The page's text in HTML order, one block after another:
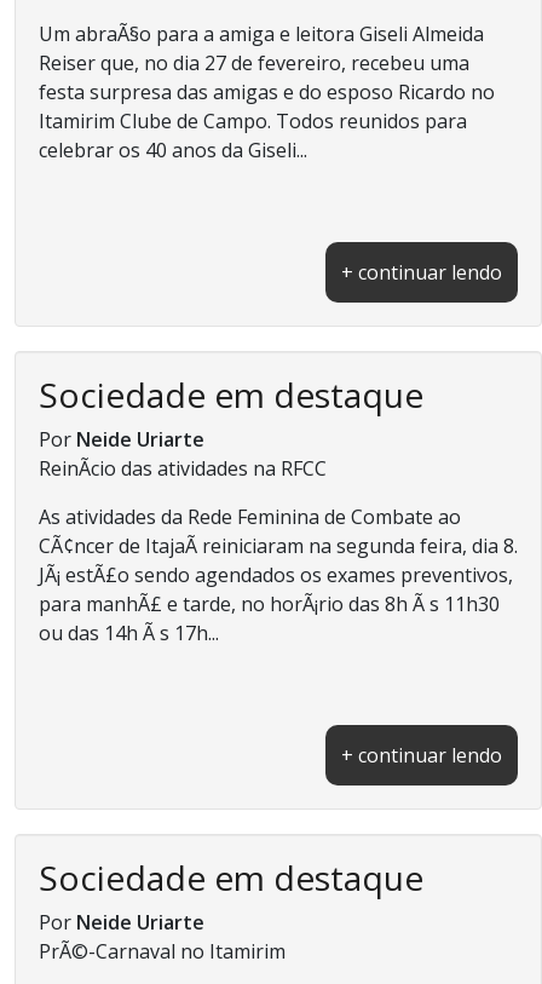
Um abraÃ§o para a amiga e leitora Giseli Almeida
Reiser que, no dia 27 de fevereiro, recebeu uma
festa surpresa das amigas e do esposo Ricardo no
Itamirim Clube de Campo. Todos reunidos para
celebrar os 40 anos da Giseli...
+ continuar lendo
Sociedade em destaque
Por Neide Uriarte
ReinÃ­cio das atividades na RFCC
As atividades da Rede Feminina de Combate ao
CÃ¢ncer de ItajaÃ­ reiniciaram na segunda feira, dia 8.
JÃ¡ estÃ£o sendo agendados os exames preventivos,
para manhÃ£ e tarde, no horÃ¡rio das 8h Ã s 11h30
ou das 14h Ã s 17h...
+ continuar lendo
Sociedade em destaque
Por Neide Uriarte
PrÃ©-Carnaval no Itamirim